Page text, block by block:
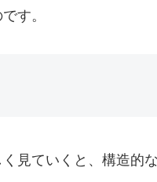
す。
見ていくと、構造的